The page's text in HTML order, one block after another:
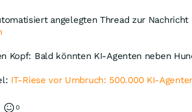
angelegten Thread zur Nachricht
Kopf: Bald könnten KI-Agenten neben
IT-Riese vor Umbruch: 500.000 KI-
0